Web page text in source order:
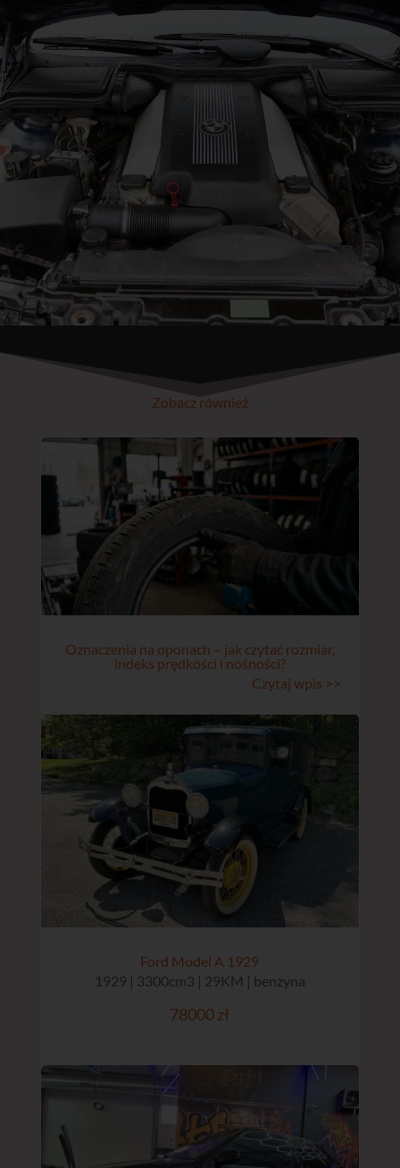
Zobacz również
Oznaczenia na oponach – jak czytać rozmiar,
indeks prędkości i nośności?
Czytaj wpis >>
Ford Model A 1929
1929 | 3300cm3 | 29KM | benzyna
78000 zł